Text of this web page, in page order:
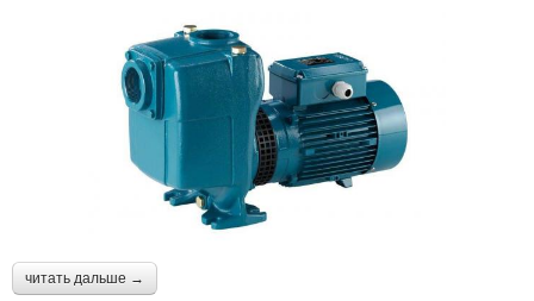
водоснабжения
Воды из колодца
читать дальше →